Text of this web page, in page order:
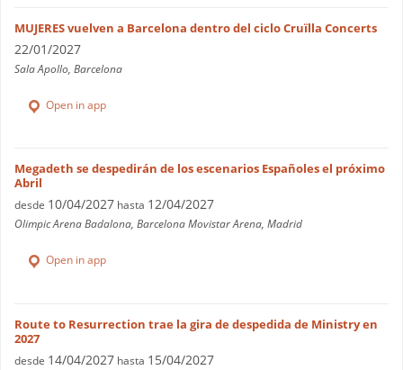
MUJERES vuelven a Barcelona dentro del ciclo Cruïlla Concerts
22/01/2027
Sala Apollo, Barcelona
Open in app
Megadeth se despedirán de los escenarios Españoles el próximo
Abril
desde 10/04/2027 hasta 12/04/2027
Olimpic Arena Badalona, Barcelona Movistar Arena, Madrid
Open in app
Route to Resurrection trae la gira de despedida de Ministry en
2027
desde 14/04/2027 hasta 15/04/2027